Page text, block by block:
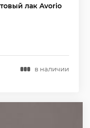
лак Avorio
в наличии